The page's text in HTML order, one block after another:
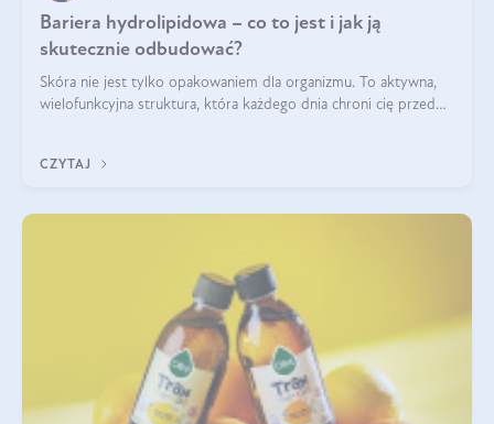
Bariera hydrolipidowa – co to jest i jak ją
skutecznie odbudować?
Skóra nie jest tylko opakowaniem dla organizmu. To aktywna,
wielofunkcyjna struktura, która każdego dnia chroni cię przed
bariera hydrolipidowa.
CZYTAJ